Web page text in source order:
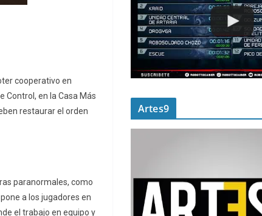
cooperativo en
Control, en la Casa Más
restaurar el orden
paranormales, como
a los jugadores en
el trabajo en equipo y
Artes9